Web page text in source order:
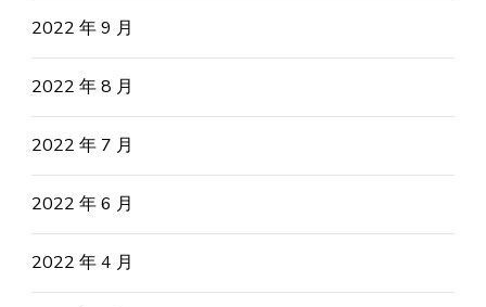
2022 年 9 月
2022 年 8 月
2022 年 7 月
2022 年 6 月
2022 年 4 月